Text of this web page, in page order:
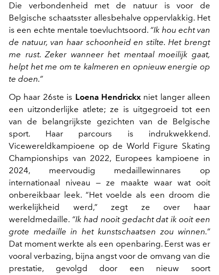
Die verbondenheid met de natuur is voor de
Belgische schaatsster allesbehalve oppervlakkig. Het
is een echte mentale toevluchtsoord. “Ik hou echt van
de natuur, van haar schoonheid en stilte. Het brengt
me rust. Zeker wanneer het mentaal moeilijk gaat,
helpt het me om te kalmeren en opnieuw energie op
te doen.”
Op haar 26ste is Loena Hendrickxniet langer alleen
een uitzonderlijke atlete; ze is uitgegroeid tot een
van de belangrijkste gezichten van de Belgische
sport. Haar parcours is indrukwekkend.
Vicewereldkampioene op de World Figure Skating
Championships van 2022, Europees kampioene in
2024, meervoudig medaillewinnares op
internationaal niveau — ze maakte waar wat ooit
onbereikbaar leek. “Het voelde als een droom die
werkelijkheid werd,” zegt ze over haar
wereldmedaille. “Ik had nooit gedacht dat ik ooit een
grote medaille in het kunstschaatsen zou winnen.”
Dat moment werkte als een openbaring. Eerst was er
vooral verbazing, bijna angst voor de omvang van die
prestatie, gevolgd door een nieuw soort